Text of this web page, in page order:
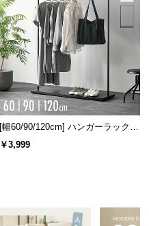
[幅60/90/120cm] ハンガーラック
スチール 4段階高さ調節 サイドフ
￥3,999